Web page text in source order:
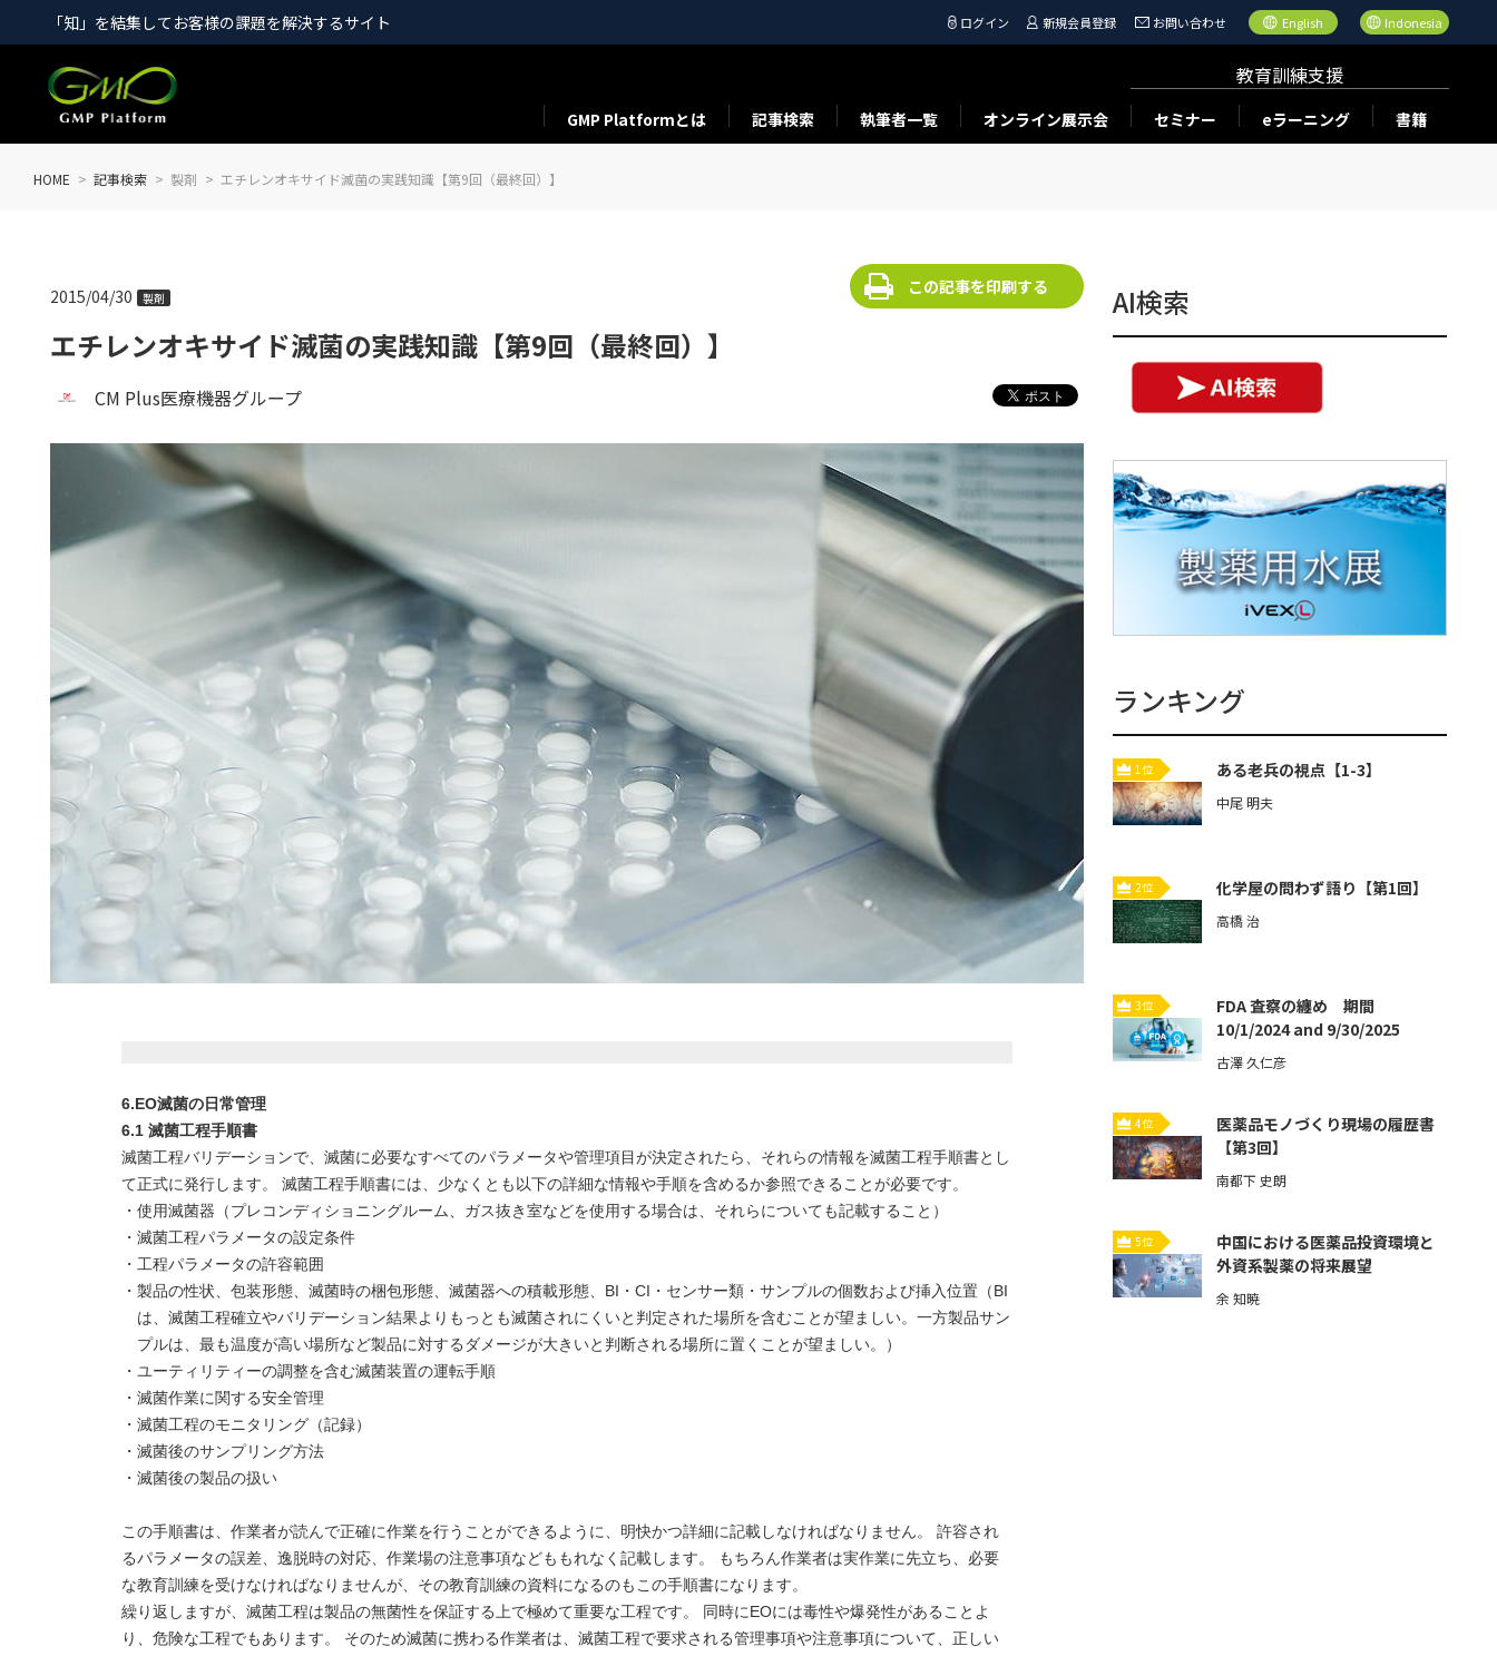
「知」を結集してお客様の課題を解決するサイト ログイン 新規会員登録 お問い合わせ English Indonesia
GMP Platformとは 記事検索 執筆者一覧 オンライン展示会
教育訓練支援
セミナー eラーニング 書籍
HOME 記事検索 製剤 エチレンオキサイド滅菌の実践知識【第9回（最終回）】
エチレンオキサイド滅菌の実践知識【第9回（最終回）】
2015/04/30 製剤
この記事を印刷する
CM Plus医療機器グループ
6.EO滅菌の日常管理
6.1 滅菌工程手順書
滅菌工程バリデーションで、滅菌に必要なすべてのパラメータや管理項目が決定されたら、それらの情報を滅菌工程手順書とし
て正式に発行します。 滅菌工程手順書には、少なくとも以下の詳細な情報や手順を含めるか参照できることが必要です。
・使用滅菌器（プレコンディショニングルーム、ガス抜き室などを使用する場合は、それらについても記載すること）
・滅菌工程パラメータの設定条件
・工程パラメータの許容範囲
・製品の性状、包装形態、滅菌時の梱包形態、滅菌器への積載形態、BI・CI・センサー類・サンプルの個数および挿入位置（BI
は、滅菌工程確立やバリデーション結果よりもっとも滅菌されにくいと判定された場所を含むことが望ましい。一方製品サン
プルは、最も温度が高い場所など製品に対するダメージが大きいと判断される場所に置くことが望ましい。）
・ユーティリティーの調整を含む滅菌装置の運転手順
・滅菌作業に関する安全管理
・滅菌工程のモニタリング（記録）
・滅菌後のサンプリング方法
・滅菌後の製品の扱い
この手順書は、作業者が読んで正確に作業を行うことができるように、明快かつ詳細に記載しなければなりません。 許容され
るパラメータの誤差、逸脱時の対応、作業場の注意事項などももれなく記載します。 もちろん作業者は実作業に先立ち、必要
な教育訓練を受けなければなりませんが、その教育訓練の資料になるのもこの手順書になります。
繰り返しますが、滅菌工程は製品の無菌性を保証する上で極めて重要な工程です。 同時にEOには毒性や爆発性があることよ
り、危険な工程でもあります。 そのため滅菌に携わる作業者は、滅菌工程で要求される管理事項や注意事項について、正しい
AI検索
ランキング
1位 ある老兵の視点【1-3】
中尾 明夫
2位 化学屋の問わず語り【第1回】
高橋 治
3位
FDA 査察の纏め 期間
10/1/2024 and 9/30/2025
古澤 久仁彦
4位
医薬品モノづくり現場の履歴書
【第3回】
南都下 史朗
5位
中国における医薬品投資環境と
外資系製薬の将来展望
余 知暁